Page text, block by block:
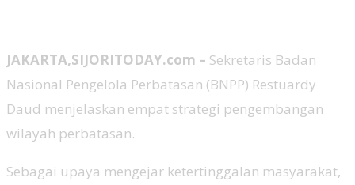
JAKARTA,SIJORITODAY.com – Sekretaris Badan
Nasional Pengelola Perbatasan (BNPP) Restuardy
Daud menjelaskan empat strategi pengembangan
wilayah perbatasan.
Sebagai upaya mengejar ketertinggalan masyarakat,